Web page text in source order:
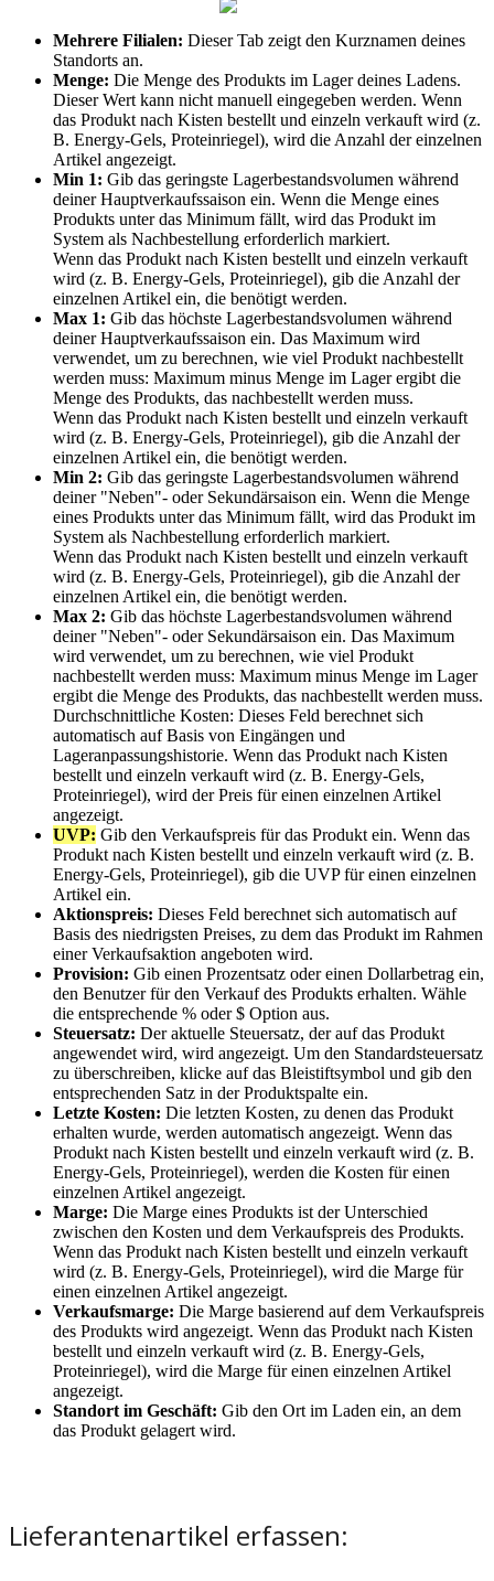
Mehrere Filialen: Dieser Tab zeigt den Kurznamen deines
Standorts an.
Menge: Die Menge des Produkts im Lager deines Ladens.
Dieser Wert kann nicht manuell eingegeben werden. Wenn
das Produkt nach Kisten bestellt und einzeln verkauft wird (z.
B. Energy-Gels, Proteinriegel), wird die Anzahl der einzelnen
Artikel angezeigt.
Min 1: Gib das geringste Lagerbestandsvolumen während
deiner Hauptverkaufssaison ein. Wenn die Menge eines
Produkts unter das Minimum fällt, wird das Produkt im
System als Nachbestellung erforderlich markiert.
Wenn das Produkt nach Kisten bestellt und einzeln verkauft
wird (z. B. Energy-Gels, Proteinriegel), gib die Anzahl der
einzelnen Artikel ein, die benötigt werden.
Max 1: Gib das höchste Lagerbestandsvolumen während
deiner Hauptverkaufssaison ein. Das Maximum wird
verwendet, um zu berechnen, wie viel Produkt nachbestellt
werden muss: Maximum minus Menge im Lager ergibt die
Menge des Produkts, das nachbestellt werden muss.
Wenn das Produkt nach Kisten bestellt und einzeln verkauft
wird (z. B. Energy-Gels, Proteinriegel), gib die Anzahl der
einzelnen Artikel ein, die benötigt werden.
Min 2: Gib das geringste Lagerbestandsvolumen während
deiner "Neben"- oder Sekundärsaison ein. Wenn die Menge
eines Produkts unter das Minimum fällt, wird das Produkt im
System als Nachbestellung erforderlich markiert.
Wenn das Produkt nach Kisten bestellt und einzeln verkauft
wird (z. B. Energy-Gels, Proteinriegel), gib die Anzahl der
einzelnen Artikel ein, die benötigt werden.
Max 2: Gib das höchste Lagerbestandsvolumen während
deiner "Neben"- oder Sekundärsaison ein. Das Maximum
wird verwendet, um zu berechnen, wie viel Produkt
nachbestellt werden muss: Maximum minus Menge im Lager
ergibt die Menge des Produkts, das nachbestellt werden muss.
Durchschnittliche Kosten: Dieses Feld berechnet sich
automatisch auf Basis von Eingängen und
Lageranpassungshistorie. Wenn das Produkt nach Kisten
bestellt und einzeln verkauft wird (z. B. Energy-Gels,
Proteinriegel), wird der Preis für einen einzelnen Artikel
angezeigt.
UVP: Gib den Verkaufspreis für das Produkt ein. Wenn das
Produkt nach Kisten bestellt und einzeln verkauft wird (z. B.
Energy-Gels, Proteinriegel), gib die UVP für einen einzelnen
Artikel ein.
Aktionspreis: Dieses Feld berechnet sich automatisch auf
Basis des niedrigsten Preises, zu dem das Produkt im Rahmen
einer Verkaufsaktion angeboten wird.
Provision: Gib einen Prozentsatz oder einen Dollarbetrag ein,
den Benutzer für den Verkauf des Produkts erhalten. Wähle
die entsprechende % oder $ Option aus.
Steuersatz: Der aktuelle Steuersatz, der auf das Produkt
angewendet wird, wird angezeigt. Um den Standardsteuersatz
zu überschreiben, klicke auf das Bleistiftsymbol und gib den
entsprechenden Satz in der Produktspalte ein.
Letzte Kosten: Die letzten Kosten, zu denen das Produkt
erhalten wurde, werden automatisch angezeigt. Wenn das
Produkt nach Kisten bestellt und einzeln verkauft wird (z. B.
Energy-Gels, Proteinriegel), werden die Kosten für einen
einzelnen Artikel angezeigt.
Marge: Die Marge eines Produkts ist der Unterschied
zwischen den Kosten und dem Verkaufspreis des Produkts.
Wenn das Produkt nach Kisten bestellt und einzeln verkauft
wird (z. B. Energy-Gels, Proteinriegel), wird die Marge für
einen einzelnen Artikel angezeigt.
Verkaufsmarge: Die Marge basierend auf dem Verkaufspreis
des Produkts wird angezeigt. Wenn das Produkt nach Kisten
bestellt und einzeln verkauft wird (z. B. Energy-Gels,
Proteinriegel), wird die Marge für einen einzelnen Artikel
angezeigt.
Standort im Geschäft: Gib den Ort im Laden ein, an dem
das Produkt gelagert wird.
Lieferantenartikel erfassen: